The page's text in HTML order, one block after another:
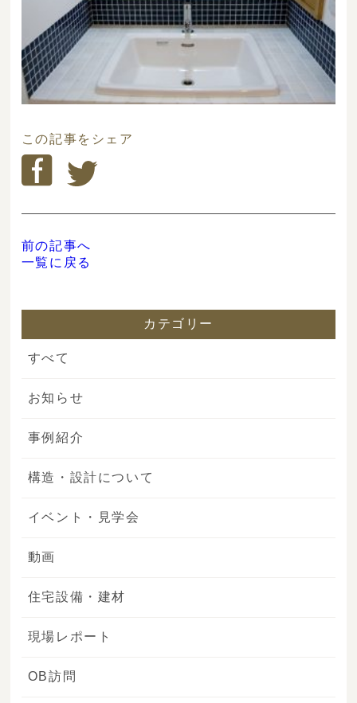
この記事をシェア
前の記事へ
一覧に戻る
カテゴリー
すべて
お知らせ
事例紹介
構造・設計について
イベント・見学会
動画
住宅設備・建材
現場レポート
OB訪問